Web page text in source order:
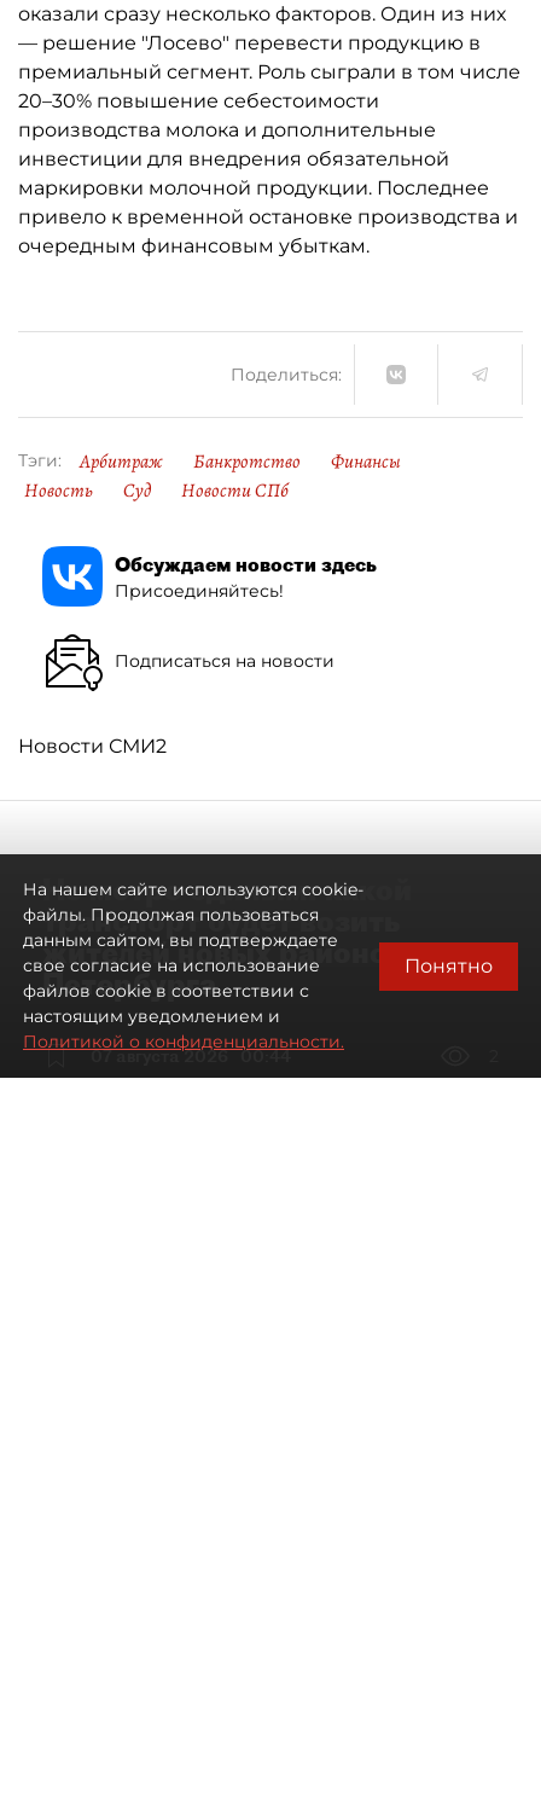
оказали сразу несколько факторов. Один из них
— решение "Лосево" перевести продукцию в
премиальный сегмент. Роль сыграли в том числе
20–30% повышение себестоимости
производства молока и дополнительные
инвестиции для внедрения обязательной
маркировки молочной продукции. Последнее
привело к временной остановке производства и
очередным финансовым убыткам.
Поделиться:
Тэги: Арбитраж Банкротство
Финансы
Новость
Суд Новости СПб
Обсуждаем новости здесь
Присоединяйтесь!
Подписаться на новости
Новости СМИ2
Не метро единым: какой
транспорт будет возить
жителей новых районов
Петербурга
07 августа 2026 00:44
На нашем сайте используются cookie-
файлы. Продолжая пользоваться
данным сайтом, вы подтверждаете
свое согласие на использование
файлов cookie в соответствии с
настоящим уведомлением и
Политикой о конфиденциальности.
Понятно